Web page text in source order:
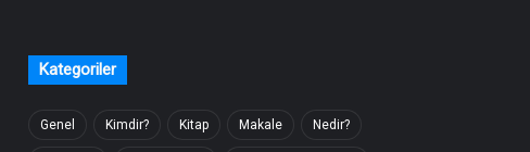
Kategoriler
Genel Kimdir? Kitap Makale Nedir?